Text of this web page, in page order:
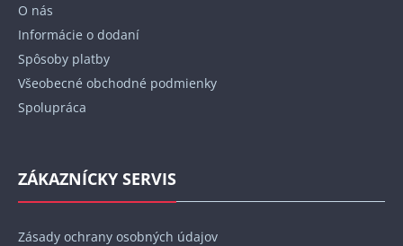
O nás
Informácie o dodaní
Spôsoby platby
Všeobecné obchodné podmienky
Spolupráca
ZÁKAZNÍCKY SERVIS
Zásady ochrany osobných údajov